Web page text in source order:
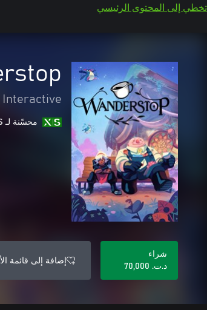
تخطي إلى المحتوى الرئيسي
Interactive
محسّنة لـ Xbox Series X|S
شراء
د.ت.‏ 70,000
إضافة إلى قائمة